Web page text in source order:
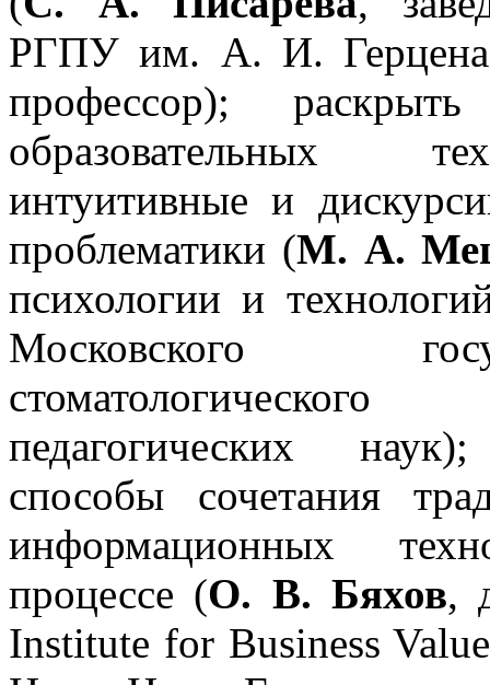
РГПУ им. А. И. Герцена,
профессор); раскрыть
образовательных
интуитивные и
проблематики (М. А.
психологии и
Московского
педагогических
способы сочетания
информационных
процессе (О. В. Бяхов,
Institute for Business